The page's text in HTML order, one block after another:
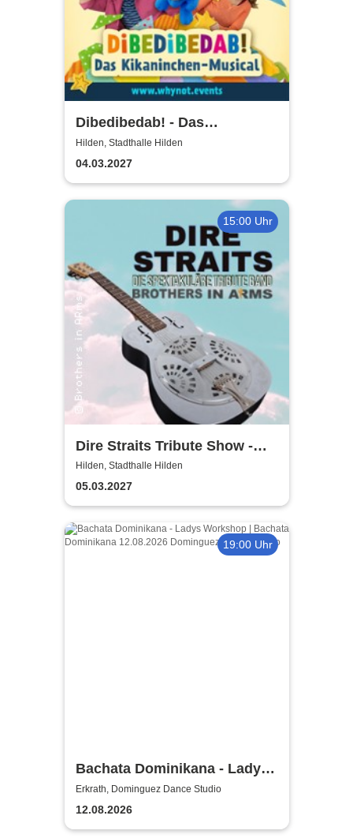
Dibedibedab! - Das
Kikaninchen-Musical
Hilden, Stadthalle Hilden
04.03.2027
15:00 Uhr
Dire Straits Tribute Show -
Brothers in Arms
Hilden, Stadthalle Hilden
05.03.2027
19:00 Uhr
Bachata Dominikana - Ladys
Workshop / Laura (Lolita) &
Sara
Erkrath, Dominguez Dance Studio
12.08.2026